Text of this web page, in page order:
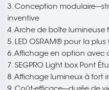
3. Conception modulaire---
inventive
4. Arche de boîte lumineuse
5. LED OSRAM® pour la
6. Affichage en option avec
7. SEGPRO Light box Pont
8. Affichage lumineux à fort